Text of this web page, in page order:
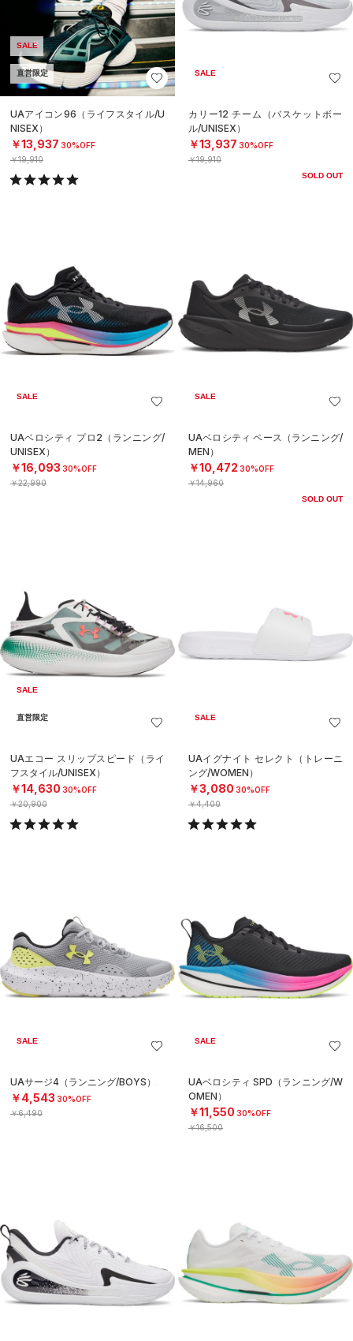
SALE
直営限定
UAアイコン96（ライフスタイル/U
NISEX）
￥13,937 30%OFF
￥19,910
SALE
カリー12 チーム（バスケットボー
ル/UNISEX）
￥13,937 30%OFF
￥19,910
SOLD OUT
SALE
UAベロシティ プロ2（ランニング/
UNISEX）
￥16,093 30%OFF
￥22,990
SALE
UAベロシティ ペース（ランニング/
MEN）
￥10,472 30%OFF
￥14,960
SOLD OUT
SALE
直営限定
UAエコー スリップスピード（ライ
フスタイル/UNISEX）
￥14,630 30%OFF
￥20,900
SALE
UAイグナイト セレクト（トレーニ
ング/WOMEN）
￥3,080 30%OFF
￥4,400
SALE
UAサージ4（ランニング/BOYS）
￥4,543 30%OFF
￥6,490
SALE
UAベロシティ SPD（ランニング/W
OMEN）
￥11,550 30%OFF
￥16,500